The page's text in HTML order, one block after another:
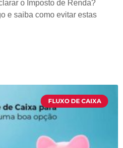
o Imposto de Renda?
e saiba como evitar estas
FLUXO DE CAIXA